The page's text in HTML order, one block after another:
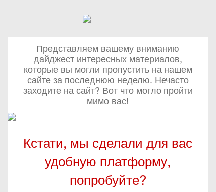
Представляем вашему вниманию
дайджест интересных материалов,
которые вы могли пропустить на нашем
сайте за последнюю неделю. Нечасто
заходите на сайт? Вот что могло пройти
мимо вас!
Кстати, мы сделали для вас
удобную платформу,
попробуйте?